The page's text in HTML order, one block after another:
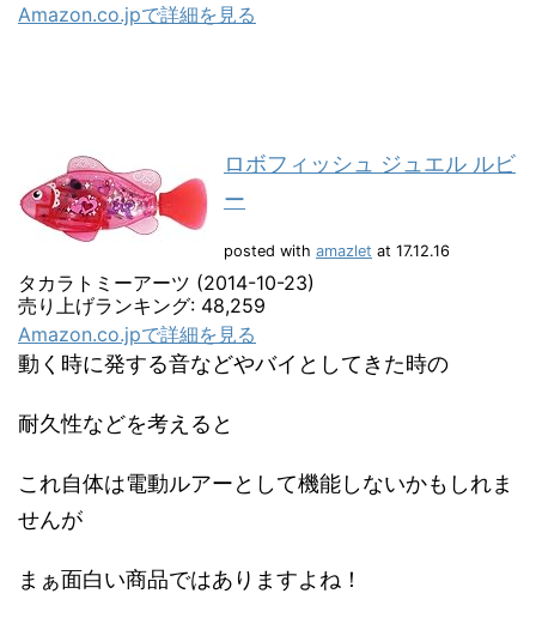
Amazon.co.jpで詳細を見る
ロボフィッシュ ジュエル ルビ
ー
posted with amazlet at 17.12.16
タカラトミーアーツ (2014-10-23)
売り上げランキング: 48,259
Amazon.co.jpで詳細を見る
動く時に発する音などやバイとしてきた時の
耐久性などを考えると
これ自体は電動ルアーとして機能しないかもしれま
せんが
まぁ面白い商品ではありますよね！